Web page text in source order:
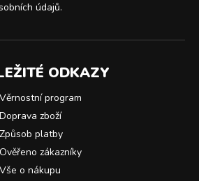
údajů.
ODKAZY
Věrnostní program
Doprava zboží
Způsob platby
Ověřeno zákazníky
Vše o nákupu